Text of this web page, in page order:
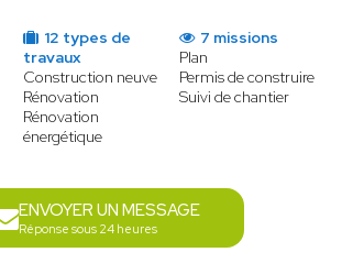
12 types de
travaux
Construction neuve
Rénovation
Rénovation
énergétique
7 missions
Plan
Permis de construire
Suivi de chantier
ENVOYER UN MESSAGE
Réponse sous 24 heures